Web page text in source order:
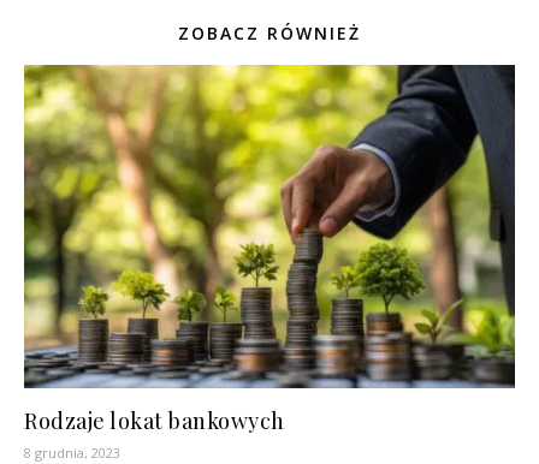
ZOBACZ RÓWNIEŻ
Rodzaje lokat bankowych
8 grudnia, 2023